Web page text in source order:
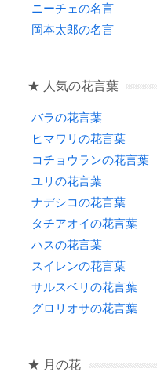
ニーチェの名言
岡本太郎の名言
★ 人気の花言葉
バラの花言葉
ヒマワリの花言葉
コチョウランの花言葉
ユリの花言葉
ナデシコの花言葉
タチアオイの花言葉
ハスの花言葉
スイレンの花言葉
サルスベリの花言葉
グロリオサの花言葉
★ 月の花